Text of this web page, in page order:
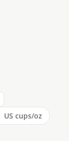
US cups/oz